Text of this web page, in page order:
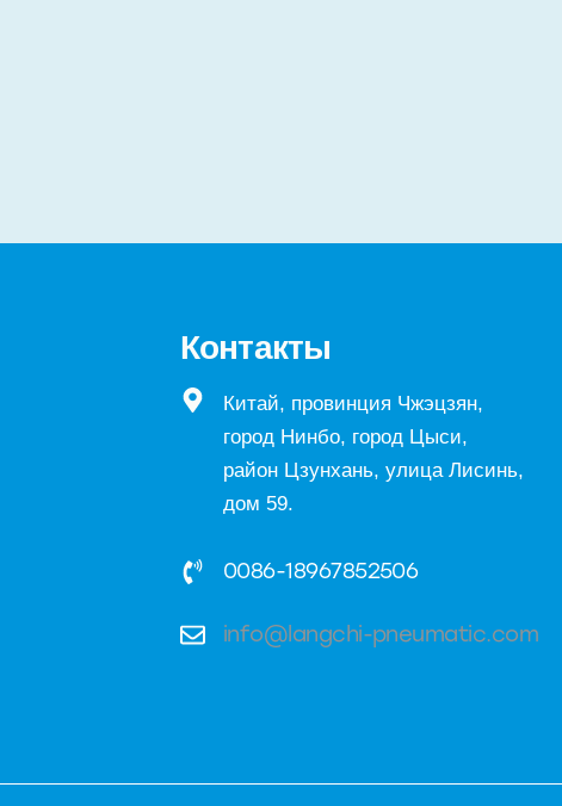
Контакты
Китай, провинция Чжэцзян,
город Нинбо, город Цыси,
район Цзунхань, улица Лисинь,
дом 59.
0086-18967852506
info@langchi-pneumatic.com